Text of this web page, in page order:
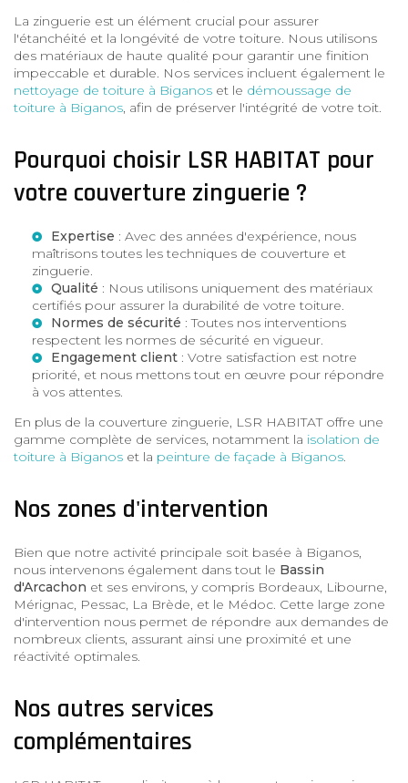
La zinguerie est un élément crucial pour assurer
l'étanchéité et la longévité de votre toiture. Nous utilisons
des matériaux de haute qualité pour garantir une finition
impeccable et durable. Nos services incluent également le
nettoyage de toiture à Biganos et le démoussage de
toiture à Biganos, afin de préserver l'intégrité de votre toit.
Pourquoi choisir LSR HABITAT pour
votre couverture zinguerie ?
Expertise : Avec des années d'expérience, nous
maîtrisons toutes les techniques de couverture et
zinguerie.
Qualité : Nous utilisons uniquement des matériaux
certifiés pour assurer la durabilité de votre toiture.
Normes de sécurité : Toutes nos interventions
respectent les normes de sécurité en vigueur.
Engagement client : Votre satisfaction est notre
priorité, et nous mettons tout en œuvre pour répondre
à vos attentes.
En plus de la couverture zinguerie, LSR HABITAT offre une
gamme complète de services, notamment la isolation de
toiture à Biganos et la peinture de façade à Biganos.
Nos zones d'intervention
Bien que notre activité principale soit basée à Biganos,
nous intervenons également dans tout le Bassin
d'Arcachon et ses environs, y compris Bordeaux, Libourne,
Mérignac, Pessac, La Brède, et le Médoc. Cette large zone
d'intervention nous permet de répondre aux demandes de
nombreux clients, assurant ainsi une proximité et une
réactivité optimales.
Nos autres services
complémentaires